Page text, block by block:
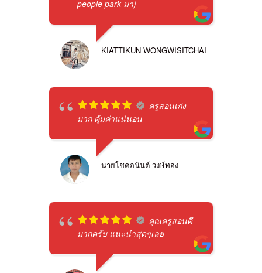
people park มา)
KIATTIKUN WONGWISITCHAI
ครูสอนเก่ง
มาก คุ้มค่าแน่นอน
นายโชคอนันต์ วงษ์ทอง
คุณครูสอนดี
มากครับ แนะนำสุดๆเลย